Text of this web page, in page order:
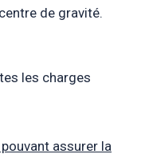
de gravité.
les charges
assurer la